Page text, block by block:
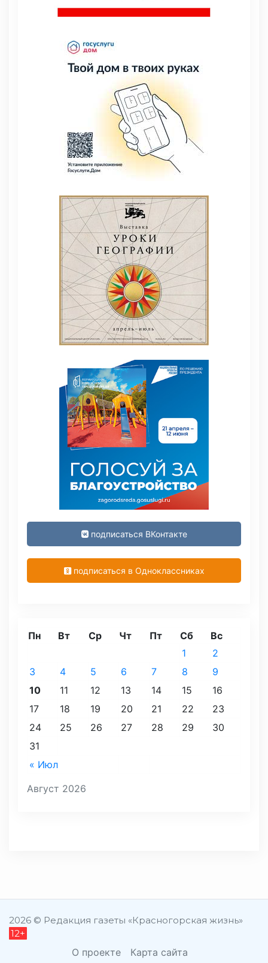
подписаться ВКонтакте
подписаться в Одноклассниках
Август 2026
Пн Вт Ср Чт Пт Сб Вс
« Июл
1
2
3
4 5 6 7 8
9
10
11 12 13 14 15
16
17
18 19 20 21 22
23
24
25 26 27 28 29
30
31
2026 © Редакция газеты «Красногорская жизнь»
12+
О проекте Карта сайта